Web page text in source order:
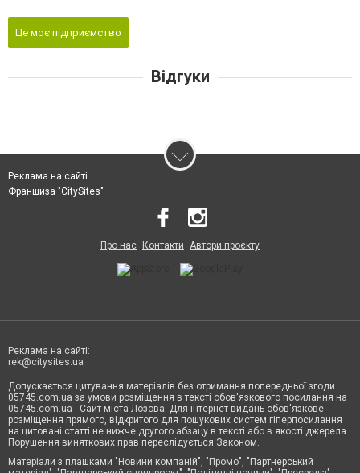
Це моє підприємство
Відгуки
Реклама на сайті
Франшиза "CitySites"
Про нас Контакти Автори проєкту
Реклама на сайті:
rek@citysites.ua
Допускається цитування матеріалів без отримання попередньої згоди
05745.com.ua за умови розміщення в тексті обов'язкового посилання на
05745.com.ua - Сайт міста Лозова. Для інтернет-видань обов'язкове
розміщення прямого, відкритого для пошукових систем гіперпосилання
на цитовані статті не нижче другого абзацу в тексті або в якості джерела.
Порушення виняткових прав переслідується Законом.
Матеріали з плашками "Новини компаній", "Промо", "Партнерський